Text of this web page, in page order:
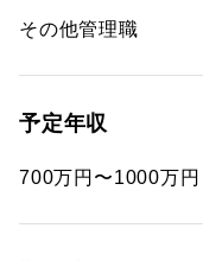
その他管理職
予定年収
700万円〜1000万円